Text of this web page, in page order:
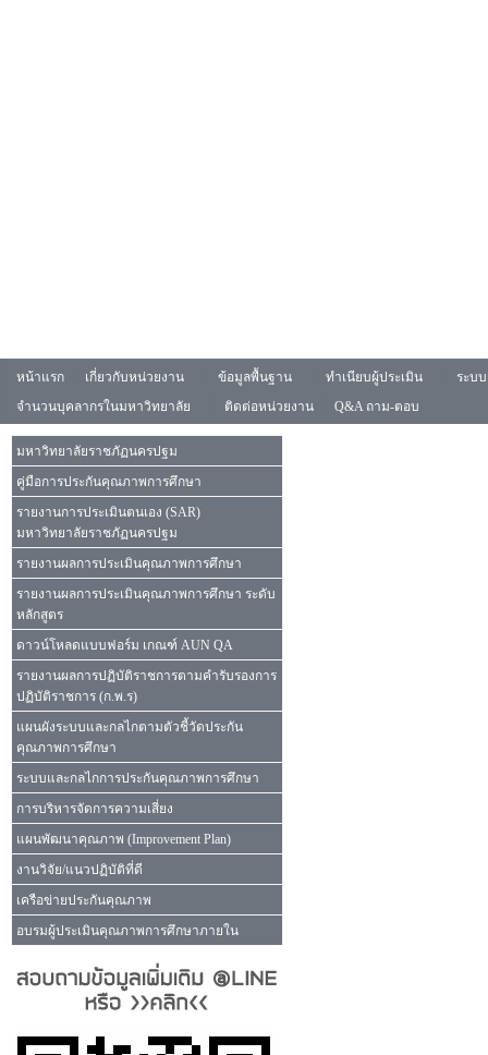
หน้าแรก เกี่ยวกับหน่วยงาน ข้อมูลพื้นฐาน ทำเนียบผู้ประเมิน
ระบ
จำนวนบุคลากรในมหาวิทยาลัย
ติดต่อหน่วยงาน Q&A ถาม-ตอบ
มหาวิทยาลัยราชภัฏนครปฐม
คู่มือการประกันคุณภาพการศึกษา
รายงานการประเมินตนเอง (SAR)
มหาวิทยาลัยราชภัฏนครปฐม
รายงานผลการประเมินคุณภาพการศึกษา
รายงานผลการประเมินคุณภาพการศึกษา ระดับ
หลักสูตร
ดาวน์โหลดแบบฟอร์ม เกณฑ์ AUN QA
รายงานผลการปฏิบัติราชการตามคำรับรองการ
ปฏิบัติราชการ (ก.พ.ร)
แผนผังระบบและกลไกตามตัวชี้วัดประกัน
คุณภาพการศึกษา
ระบบและกลไกการประกันคุณภาพการศึกษา
การบริหารจัดการความเสี่ยง
แผนพัฒนาคุณภาพ (Improvement Plan)
งานวิจัย/แนวปฏิบัติที่ดี
เครือข่ายประกันคุณภาพ
อบรมผู้ประเมินคุณภาพการศึกษาภายใน